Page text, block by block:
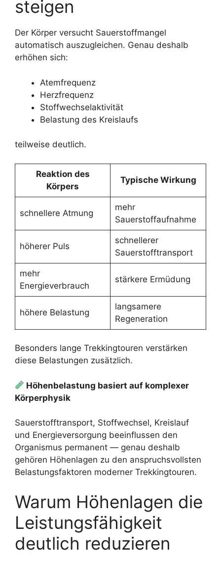
steigen
Der Körper versucht Sauerstoffmangel
automatisch auszugleichen. Genau deshalb
erhöhen sich:
Atemfrequenz
Herzfrequenz
Stoffwechselaktivität
Belastung des Kreislaufs
teilweise deutlich.
Reaktion des
Körpers
Typische Wirkung
schnellere Atmung
mehr
Sauerstoffaufnahme
höherer Puls
schnellerer
Sauerstofftransport
mehr
Energieverbrauch
stärkere Ermüdung
höhere Belastung
langsamere
Regeneration
Besonders lange Trekkingtouren verstärken
diese Belastungen zusätzlich.
Höhenbelastung basiert auf komplexer
Körperphysik
Sauerstofftransport, Stoffwechsel, Kreislauf
und Energieversorgung beeinflussen den
Organismus permanent — genau deshalb
gehören Höhenlagen zu den anspruchsvollsten
Belastungsfaktoren moderner Trekkingtouren.
Warum Höhenlagen die
Leistungsfähigkeit
deutlich reduzieren